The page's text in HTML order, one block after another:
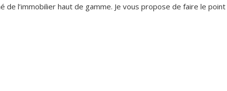
l’immobilier haut de gamme. Je vous propose de faire le point